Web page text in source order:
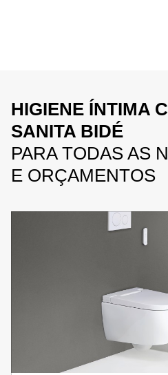
HIGIENE ÍNTIMA
SANITA BIDÉ
PARA TODAS AS
E ORÇAMENTOS